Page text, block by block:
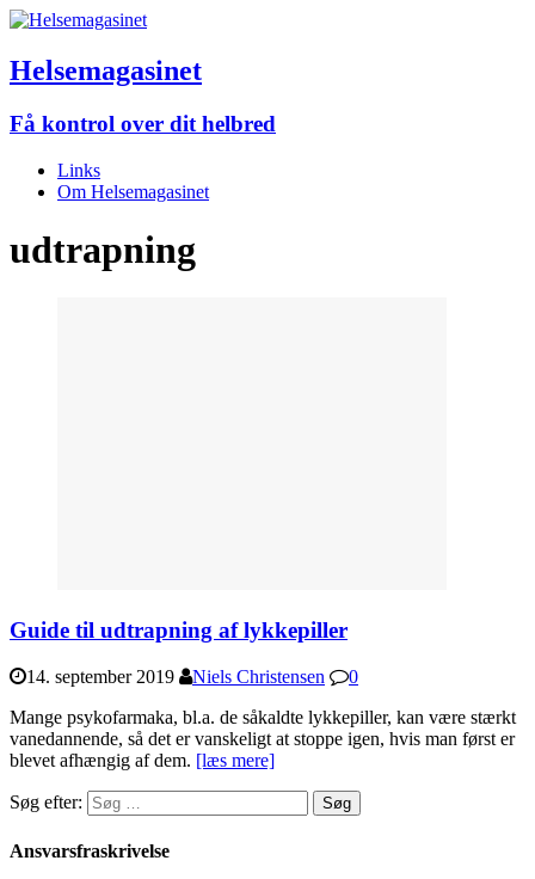
Helsemagasinet
Få kontrol over dit helbred
Links
Om Helsemagasinet
udtrapning
Guide til udtrapning af lykkepiller
14. september 2019 Niels Christensen
0
Mange psykofarmaka, bl.a. de såkaldte lykkepiller, kan være stærkt
vanedannende, så det er vanskeligt at stoppe igen, hvis man først er
blevet afhængig af dem. [læs mere]
Søg efter:
Ansvarsfraskrivelse